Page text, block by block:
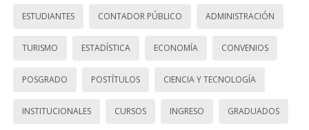
ESTUDIANTES CONTADOR PÚBLICO ADMINISTRACIÓN
TURISMO ESTADÍSTICA ECONOMÍA CONVENIOS
POSGRADO POSTÍTULOS CIENCIA Y TECNOLOGÍA
INSTITUCIONALES CURSOS INGRESO GRADUADOS